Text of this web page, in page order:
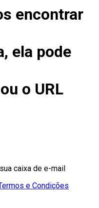
encontrar
ela pode
o URL
caixa de e-mail
e Condições